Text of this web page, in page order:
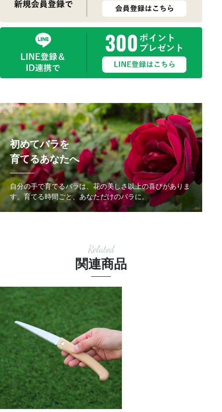
初めてバラを
育てるあなたへ
自分の手で育てるバラは、花の美しさ以上の喜びがありま
す。育てる時間ごと、あなただけのバラに。
Related
関連商品